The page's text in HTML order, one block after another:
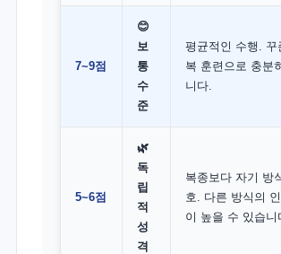
7~9점
😊
보
통
수
준
평균적인 수행. 꾸
복 훈련으로 충분
니다.
5~6점
🌿
독
립
적
성
격
복종보다 자기 방
호. 다른 방식의
이 높을 수 있습니